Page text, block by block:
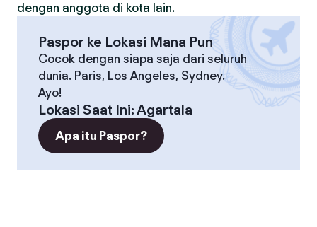
dengan anggota di kota lain.
Paspor ke Lokasi Mana Pun
Cocok dengan siapa saja dari seluruh
dunia. Paris, Los Angeles, Sydney.
Ayo!
Lokasi Saat Ini:Agartala
Apa itu Paspor?